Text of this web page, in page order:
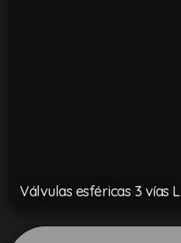
Válvulas esféricas 3 vías L